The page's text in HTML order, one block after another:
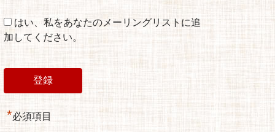
はい、私をあなたのメーリングリストに追
加してください。
*必須項目